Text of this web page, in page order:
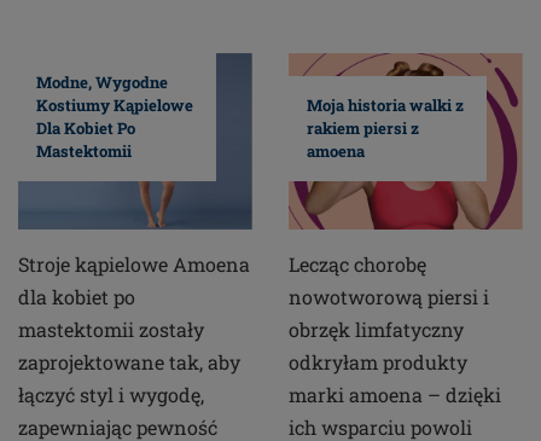
Modne, Wygodne
Kostiumy Kąpielowe
Dla Kobiet Po
Mastektomii
Stroje kąpielowe Amoena
dla kobiet po
mastektomii zostały
zaprojektowane tak, aby
łączyć styl i wygodę,
zapewniając pewność
Moja historia walki z
rakiem piersi z
amoena
Lecząc chorobę
nowotworową piersi i
obrzęk limfatyczny
odkryłam produkty
marki amoena – dzięki
ich wsparciu powoli